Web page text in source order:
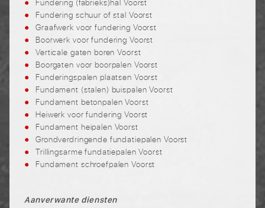
Fundering (fabrieks)hal Voorst
Fundering schuur of stal Voorst
Graafwerk voor fundering Voorst
Boorwerk voor fundering Voorst
Verticale gaten boren Voorst
Boorgaten voor boorpalen Voorst
Funderingspalen plaatsen Voorst
Fundament (stalen) buispalen Voorst
Fundament betonpalen Voorst
Heiwerk voor fundering Voorst
Fundament heipalen Voorst
Grondverdringende fundatiepalen Voorst
Trillingsarme fundatiepalen Voorst
Fundament schroefpalen Voorst
Aanverwante diensten